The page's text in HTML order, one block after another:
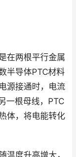
在两根平行金属
半导体PTC材料
源接通时，电流
一根母线，PTC
体，将电能转化